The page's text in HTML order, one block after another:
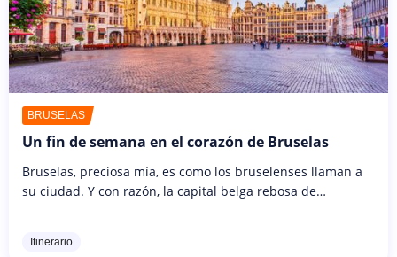
BRUSELAS
Un fin de semana en el corazón de Bruselas
Bruselas, preciosa mía, es como los bruselenses llaman a
su ciudad. Y con razón, la capital belga rebosa de
Itinerario